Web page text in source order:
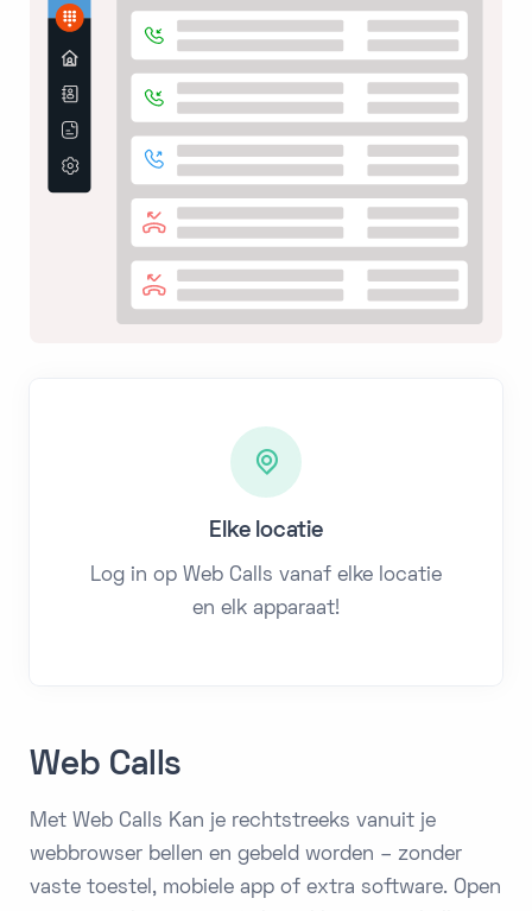
Elke locatie
Log in op Web Calls vanaf elke locatie
en elk apparaat!
Web Calls
Met Web Calls Kan je rechtstreeks vanuit je
webbrowser bellen en gebeld worden – zonder
vaste toestel, mobiele app of extra software. Open